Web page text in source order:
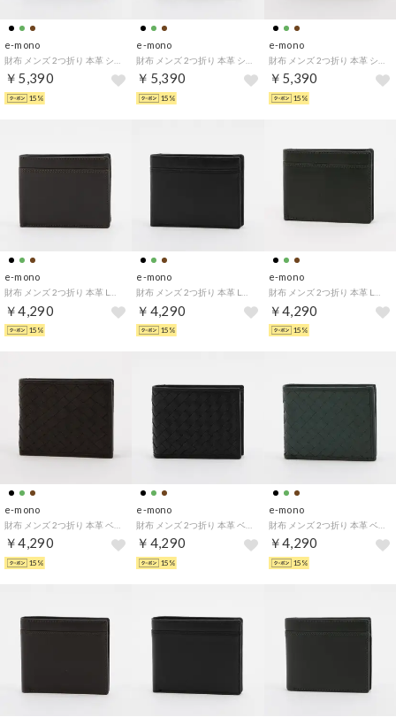
e-mono
￥5,390
15%
e-mono
￥5,390
15%
e-mono
￥5,390
15%
e-mono
財布 メンズ 2つ折り 本革 L字ファスナー 切り返し ポイントステッチ スムース ベーシック （チョコ）
￥4,290
15%
e-mono
財布 メンズ 2つ折り 本革 L字ファスナー 切り返し ポイントステッチ スムース ベーシック （ブラック）
￥4,290
15%
e-mono
財布 メンズ 2つ折り 本革 L字ファスナー 切り返し ポイントステッチ スムース ベーシック （グリーン）
￥4,290
15%
e-mono
￥4,290
15%
e-mono
￥4,290
15%
e-mono
財布 メンズ 2つ折り 本革 ベラ付き 大容量 メッシュ レザー ベーシック ストライプ 編み込み （グリーン）
￥4,290
15%